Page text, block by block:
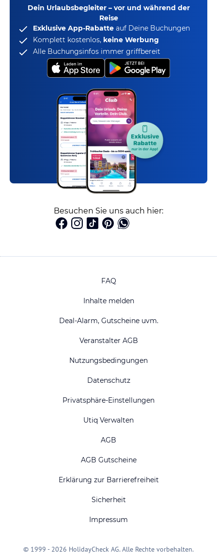
Dein Urlaubsbegleiter – vor und während der
Reise
Exklusive App-Rabatte auf Deine Buchungen
Komplett kostenlos, keine Werbung
Alle Buchungsinfos immer griffbereit
Besuchen Sie uns auch hier:
FAQ
Inhalte melden
Deal-Alarm, Gutscheine uvm.
Veranstalter AGB
Nutzungsbedingungen
Datenschutz
Privatsphäre-Einstellungen
Utiq Verwalten
AGB
AGB Gutscheine
Erklärung zur Barrierefreiheit
Sicherheit
Impressum
© 1999 - 2026 HolidayCheck AG. Alle Rechte vorbehalten.